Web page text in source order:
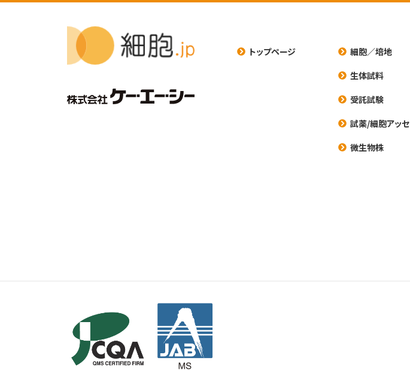
トップページ
細胞／培地
生体試料
受託試験
試薬/細胞アッセ
微生物株